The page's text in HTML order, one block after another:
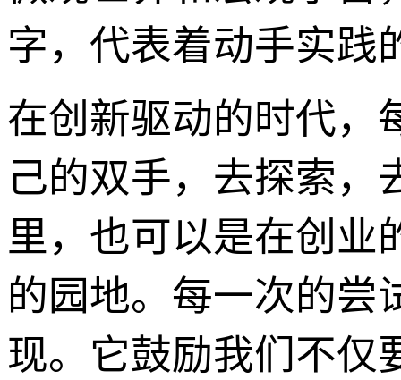
字，代表着动手实践
在创新驱动的时代，
己的双手，去探索，
里，也可以是在创业
的园地。每一次的尝
现。它鼓励我们不仅